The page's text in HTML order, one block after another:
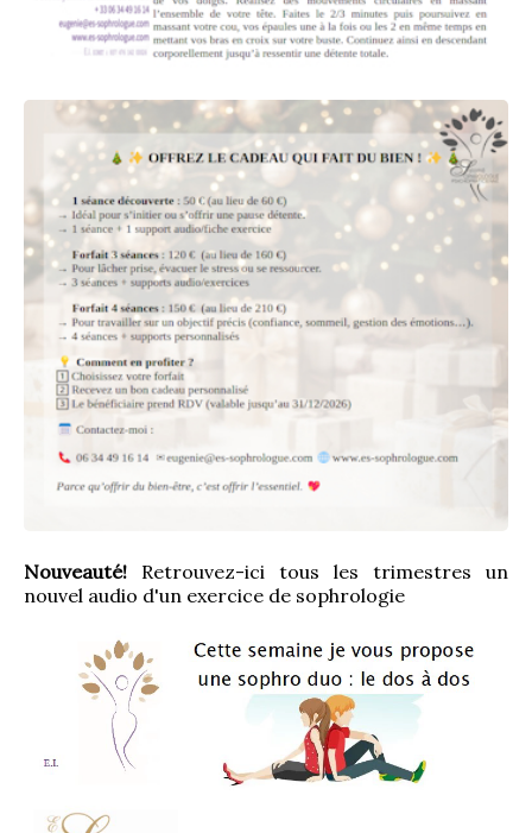
Nouveauté! Retrouvez-ici tous les trimestres un
nouvel audio d'un exercice de sophrologie